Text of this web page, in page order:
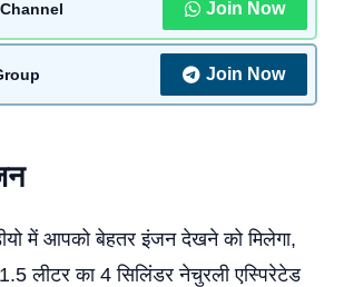
Join Now
Join Now
में आपको बेहतर इंजन देखने को मिलेगा,
लीटर का 4 सिलिंडर नेचुरली एस्पिरेटेड